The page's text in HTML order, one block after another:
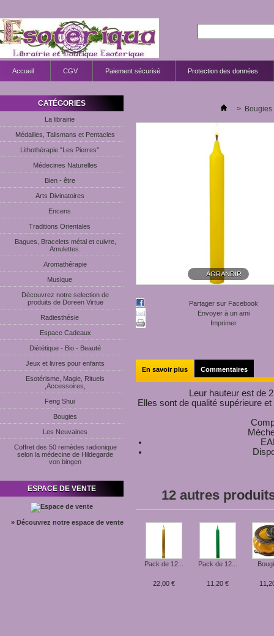
Accueil CGV Paiement sécurisé Protection des données
CATÉGORIES
La librairie
Médailles, Talismans et Pentacles
Lithothérapie "Les Pierres"
Médecines Naturelles
Bien - être
Arts Divinatoires
Encens
Traditions Orientales
Bagues, Bracelets métal et cuivre,
Amulettes.
Aromathérapie
Musique
Découvrez notre selection de
produits de Doreen Virtue
Radiesthésie
Espace Cadeaux
Diététique - Bio - Beauté
Jeux et livres pour enfants
Esotérisme, Magie, Rituels
,Accessoires,
Feng Shui
Bougies
Les Neuvaines
Coffret des 50 remèdes radionique
selon la médecine de Hildegarde
von bingen
ESPACE DE VENTE
» Découvrez notre espace de vente
> Bougies
AGRANDIR
Partager sur Facebook
Envoyer à un ami
Imprimer
En savoir plus Commentaires
Leur hauteur est de
Elles sont de qualité supérieure
12 autres
Pack de 12...
22,00 €
Pack de 12...
11,20 €